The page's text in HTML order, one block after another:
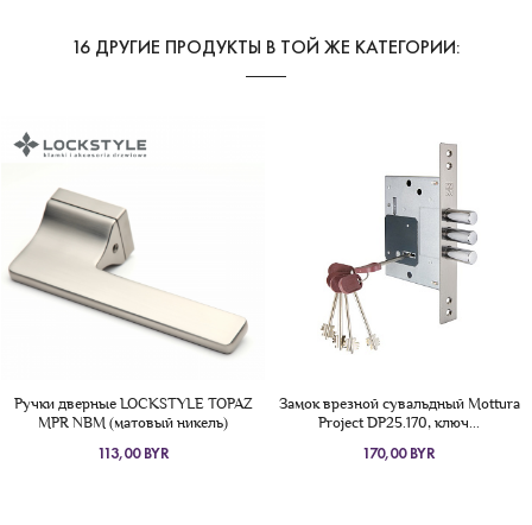
16 ДРУГИЕ ПРОДУКТЫ В ТОЙ ЖЕ КАТЕГОРИИ:
Ручки дверные LOCKSTYLE TOPAZ
MPR NBM (матовый никель)
113,00 BYR
Замок врезной сувальдный Mottura
Project DP25.170, ключ...
170,00 BYR